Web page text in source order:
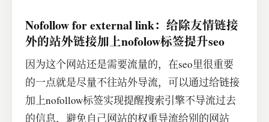
Nofollow for external link：给除友情链接
外的站外链接加上nofolow标签提升seo
因为这个网站还是需要流量的，在seo里很重要
的一点就是尽量不往站外导流，可以通过给链接
加上nofollow标签实现提醒搜索引擎不导流过去
的信息，避免自己网站的权重导流给别的网站